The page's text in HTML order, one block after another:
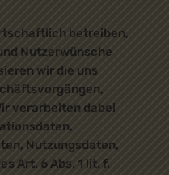
betreiben,
Nutzerwünsche
wir die uns
verarbeiten dabei
Nutzungsdaten,
Art. 6 Abs. 1 lit. f.